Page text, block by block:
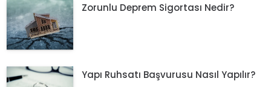
Zorunlu Deprem Sigortası Nedir?
Yapı Ruhsatı Başvurusu Nasıl Yapılır?